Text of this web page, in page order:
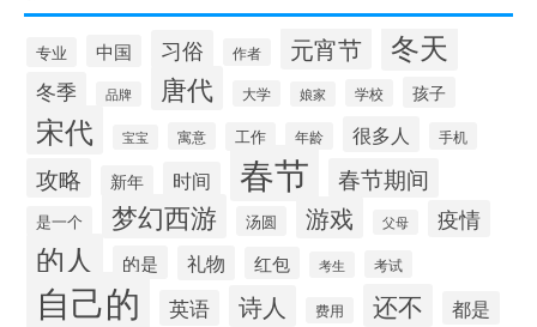
专业 中国 习俗 作者 元宵节 冬天
冬季 品牌 唐代 大学 娘家 学校 孩子
宋代 宝宝 寓意 工作 年龄 很多人 手机
攻略 新年 时间 春节 春节期间
是一个 梦幻西游 汤圆 游戏 父母 疫情
的人 的是 礼物 红包 考生 考试
自己的 英语 诗人 费用 还不 都是